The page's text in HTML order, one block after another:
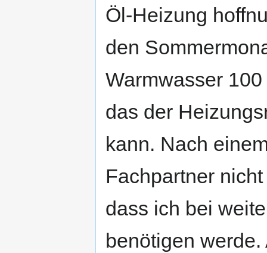
Öl-Heizung
den
Warmwasser
das der
kann. Nach
Fachpartner
dass ich bei
benötigen